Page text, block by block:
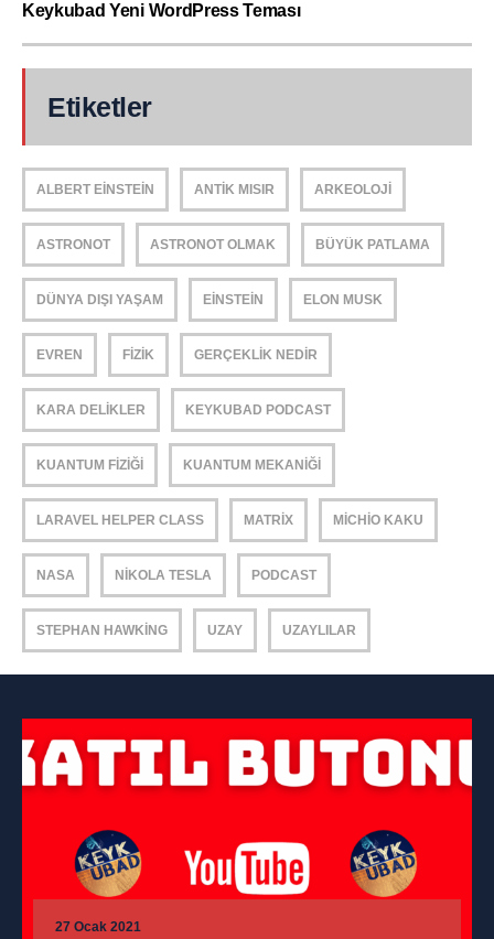
Keykubad Yeni WordPress Teması
Etiketler
ALBERT EINSTEIN ANTIK MISIR ARKEOLOJI
ASTRONOT ASTRONOT OLMAK BÜYÜK PATLAMA
DÜNYA DIŞI YAŞAM EINSTEIN ELON MUSK
EVREN FIZIK GERÇEKLIK NEDIR
KARA DELIKLER KEYKUBAD PODCAST
KUANTUM FIZIĞI KUANTUM MEKANIĞI
LARAVEL HELPER CLASS MATRIX MICHIO KAKU
NASA NIKOLA TESLA PODCAST
STEPHAN HAWKING UZAY UZAYLILAR
27 Ocak 2021